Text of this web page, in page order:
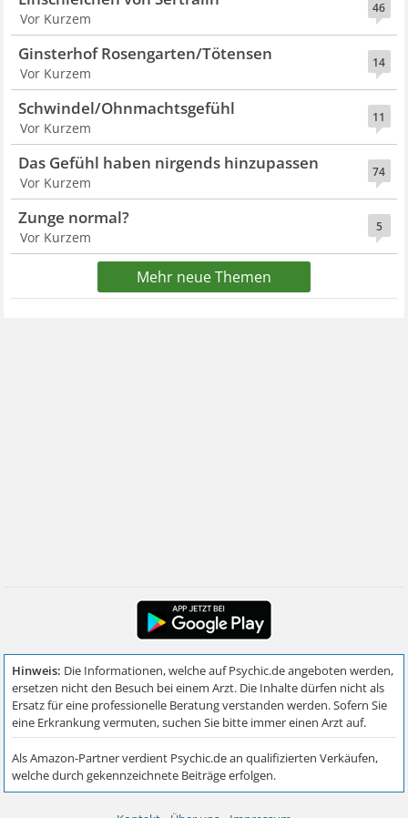
46
Vor Kurzem
14
Ginsterhof Rosengarten/Tötensen
Vor Kurzem
11
Schwindel/Ohnmachtsgefühl
Vor Kurzem
74
Das Gefühl haben nirgends hinzupassen
Vor Kurzem
5
Zunge normal?
Vor Kurzem
Mehr neue Themen